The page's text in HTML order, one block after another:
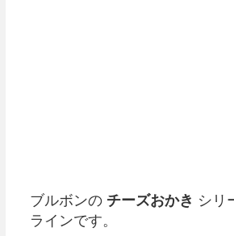
ブルボンの チーズおかき シリ
ラインです。